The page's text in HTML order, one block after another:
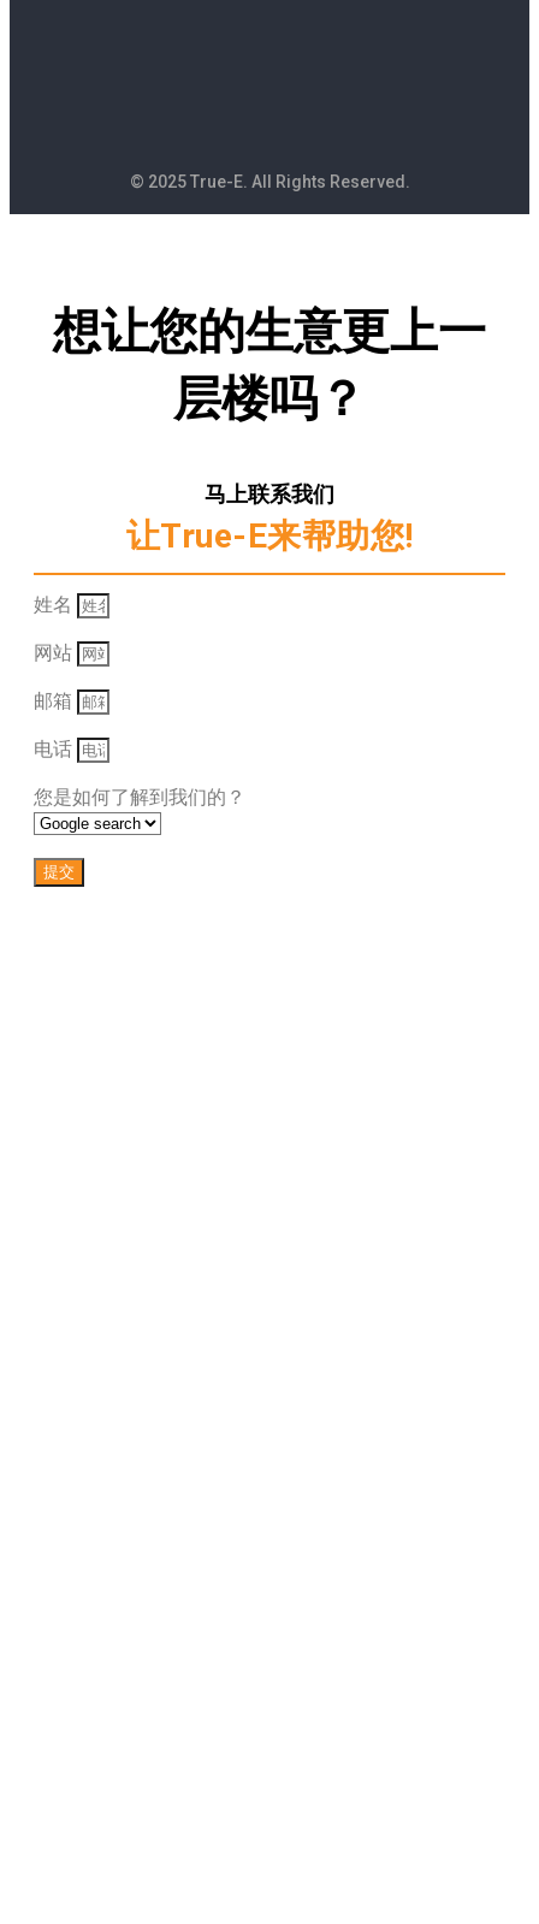
© 2025 True-E. All Rights Reserved.
想让您的生意更上一
层楼吗？
马上联系我们
让True-E来帮助您!
姓名
网站
邮箱
电话
您是如何了解到我们的？
提交